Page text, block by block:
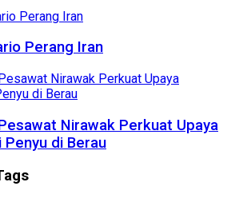
Perang Iran
Nirawak Perkuat Upaya
Penyu di Berau